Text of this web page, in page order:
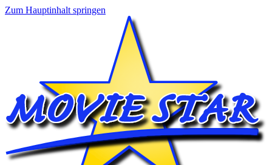
Zum Hauptinhalt springen